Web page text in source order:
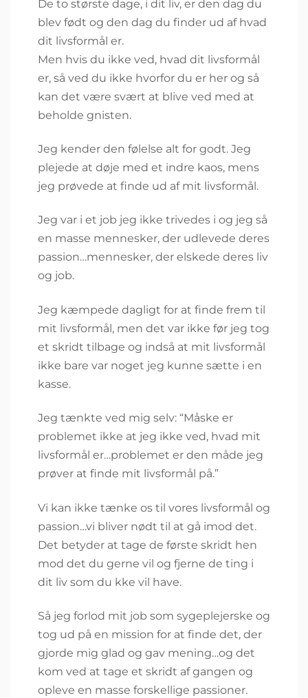
De to største dage, i dit liv, er den dag du
blev født og den dag du finder ud af hvad
dit livsformål er.
Men hvis du ikke ved, hvad dit livsformål
er, så ved du ikke hvorfor du er her og så
kan det være svært at blive ved med at
beholde gnisten.
Jeg kender den følelse alt for godt. Jeg
plejede at døje med et indre kaos, mens
jeg prøvede at finde ud af mit livsformål.
Jeg var i et job jeg ikke trivedes i og jeg så
en masse mennesker, der udlevede deres
passion…mennesker, der elskede deres liv
og job.
Jeg kæmpede dagligt for at finde frem til
mit livsformål, men det var ikke før jeg tog
et skridt tilbage og indså at mit livsformål
ikke bare var noget jeg kunne sætte i en
kasse.
Jeg tænkte ved mig selv: “Måske er
problemet ikke at jeg ikke ved, hvad mit
livsformål er…problemet er den måde jeg
prøver at finde mit livsformål på.”
Vi kan ikke tænke os til vores livsformål og
passion…vi bliver nødt til at gå imod det.
Det betyder at tage de første skridt hen
mod det du gerne vil og fjerne de ting i
dit liv som du kke vil have.
Så jeg forlod mit job som sygeplejerske og
tog ud på en mission for at finde det, der
gjorde mig glad og gav mening…og det
kom ved at tage et skridt af gangen og
opleve en masse forskellige passioner.